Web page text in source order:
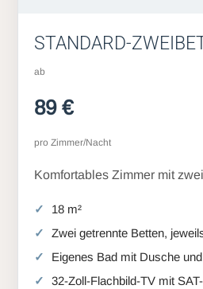
STANDARD-
ab
89 €
pro Zimmer/Nacht
Komfortables Zimmer mit
18 m²
Zwei getrennte Betten,
Eigenes Bad mit Dusche
32-Zoll-Flachbild-TV mit